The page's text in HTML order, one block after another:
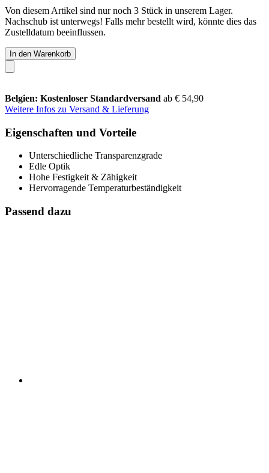
Von diesem Artikel sind nur noch 3 Stück in unserem Lager.
Nachschub ist unterwegs! Falls mehr bestellt wird, könnte dies das
Zustelldatum beeinflussen.
In den Warenkorb
Belgien: Kostenloser Standardversand ab € 54,90
Weitere Infos zu Versand & Lieferung
Eigenschaften und Vorteile
Unterschiedliche Transparenzgrade
Edle Optik
Hohe Festigkeit & Zähigkeit
Hervorragende Temperaturbeständigkeit
Passend dazu